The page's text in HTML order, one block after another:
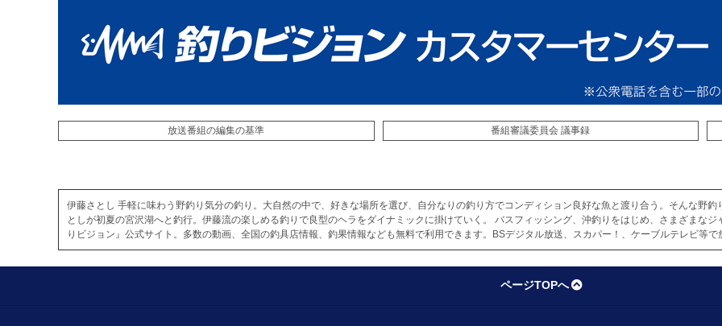
放送番組の編集の基準 番組審議委員会 議事録
伊藤さとし 手軽に味わう野釣り気分の釣り。大自然の中で、好きな場所を選び、自分なりの釣り方でコンディション良好な魚と渡り合う。そんな野
としが初夏の宮沢湖へと釣行。伊藤流の楽しめる釣りで良型のヘラをダイナミックに掛けていく。 バスフィッシング、沖釣りをはじめ、さまざまな
りビジョン』公式サイト。多数の動画、全国の釣具店情報、釣果情報なども無料で利用できます。BSデジタル放送、スカパー！、ケーブルテレビ等で
ページTOPへ